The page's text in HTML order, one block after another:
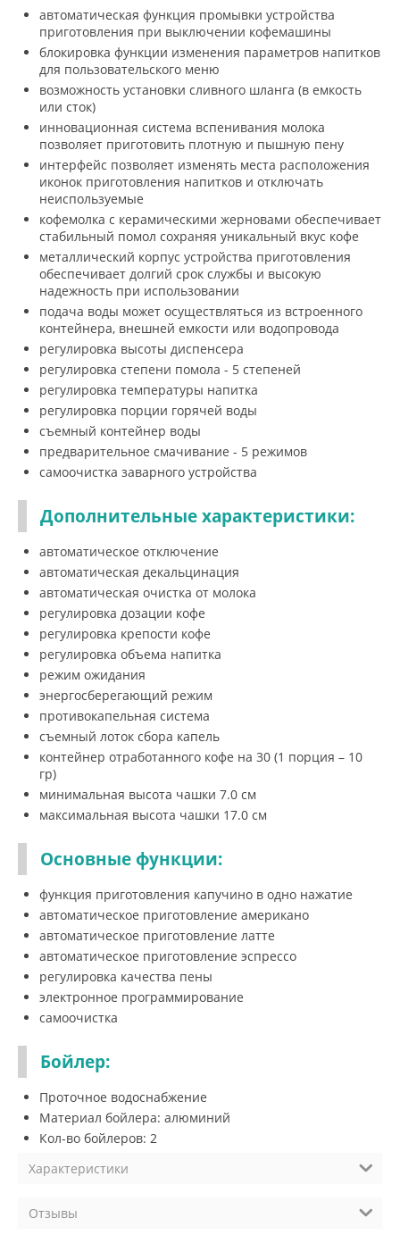
автоматическая функция промывки устройства
приготовления при выключении кофемашины
блокировка функции изменения параметров напитков
для пользовательского меню
возможность установки сливного шланга (в емкость
или сток)
инновационная система вспенивания молока
позволяет приготовить плотную и пышную пену
интерфейс позволяет изменять места расположения
иконок приготовления напитков и отключать
неиспользуемые
кофемолка с керамическими жерновами обеспечивает
стабильный помол сохраняя уникальный вкус кофе
металлический корпус устройства приготовления
обеспечивает долгий срок службы и высокую
надежность при использовании
подача воды может осуществляться из встроенного
контейнера, внешней емкости или водопровода
регулировка высоты диспенсера
регулировка степени помола - 5 степеней
регулировка температуры напитка
регулировка порции горячей воды
съемный контейнер воды
предварительное смачивание - 5 режимов
самоочистка заварного устройства
Дополнительные характеристики:
автоматическое отключение
автоматическая декальцинация
автоматическая очистка от молока
регулировка дозации кофе
регулировка крепости кофе
регулировка объема напитка
режим ожидания
энергосберегающий режим
противокапельная система
съемный лоток сбора капель
контейнер отработанного кофе на 30 (1 порция – 10
гр)
минимальная высота чашки 7.0 см
максимальная высота чашки 17.0 см
Основные функции:
функция приготовления капучино в одно нажатие
автоматическое приготовление американо
автоматическое приготовление латте
автоматическое приготовление эспрессо
регулировка качества пены
электронное программирование
самоочистка
Бойлер:
Проточное водоснабжение
Материал бойлера: алюминий
Кол-во бойлеров: 2
Характеристики
Отзывы